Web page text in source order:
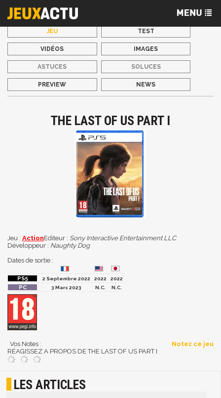
JEU TEST
VIDÉOS IMAGES
ASTUCES SOLUCES
PREVIEW NEWS
THE LAST OF US PART I
Jeu : ActionEditeur : Sony Interactive Entertainment LLC
Développeur : Naughty Dog
Dates de sortie :
2 Septembre 2022 2022
2022
3 Mars 2023
N.C. N.C.
Vos Notes :
Notez ce jeu
RÉAGISSEZ A PROPOS DE THE LAST OF US PART I
LES ARTICLES